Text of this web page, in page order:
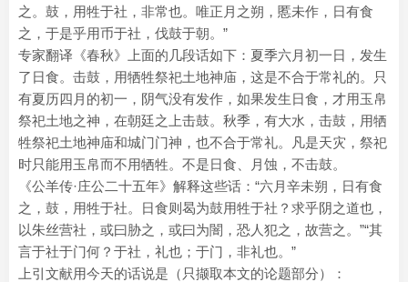
之。鼓，用牲于社，非常也。唯正月之朔，慝未作，日有食
之，于是乎用币于社，伐鼓于朝。”
专家翻译《春秋》上面的几段话如下：夏季六月初一日，发生
了日食。击鼓，用牺牲祭祀土地神庙，这是不合于常礼的。只
有夏历四月的初一，阴气没有发作，如果发生日食，才用玉帛
祭祀土地之神，在朝廷之上击鼓。秋季，有大水，击鼓，用牺
牲祭祀土地神庙和城门门神，也不合于常礼。凡是天灾，祭祀
时只能用玉帛而不用牺牲。不是日食、月蚀，不击鼓。
《公羊传·庄公二十五年》解释这些话：“六月辛未朔，日有食
之，鼓，用牲于社。日食则曷为鼓用牲于社？求乎阴之道也，
以朱丝营社，或曰胁之，或曰为闇，恐人犯之，故营之。”“其
言于社于门何？于社，礼也；于门，非礼也。”
上引文献用今天的话说是（只撷取本文的论题部分）：